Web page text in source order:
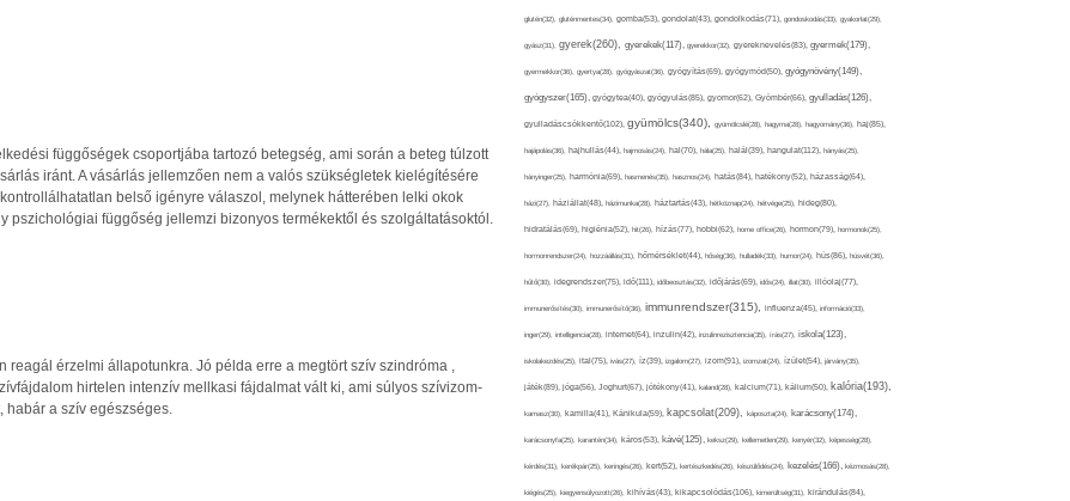
függőségek csoportjába tartozó betegség, ami során a beteg túlzott
iránt. A vásárlás jellemzően nem a valós szükségletek kielégítésére
belső igényre válaszol, melynek hátterében lelki okok
pszichológiai függőség jellemzi bizonyos termékektől és szolgáltatásoktól.
reagál érzelmi állapotunkra. Jó példa erre a megtört szív szindróma ,
hirtelen intenzív mellkasi fájdalmat vált ki, ami súlyos szívizom-
habár a szív egészséges.
glutén(32), gluténmentes(34), gomba(53), gondolat(43), gondolkodás(71), gondoskodás(33), gyakorlat(29),
gyász(31), gyerek(260), gyerekek(117), gyerekkor(32), gyereknevelés(83), gyermek(179),
gyermekkor(36), gyertya(28), gyógyászat(36), gyógyítás(69), gyógymód(50), gyógynövény(149),
gyógyszer(165), gyógytea(40), gyógyulás(85), gyomor(62), Gyömbér(66), gyulladás(126),
gyulladáscsökkentő(102), gyümölcs(340), gyümölcslé(28), hagyma(28), hagyomány(36), haj(85),
hajápolás(36), hajhullás(44), hajmosás(24), hal(70), hála(25), halál(39), hangulat(112), hányás(25),
hányinger(25), harmónia(69), hasmenés(35), hasznos(24), hatás(84), hatékony(52), házasság(64),
házi(27), háziállat(48), házimunka(28), háztartás(43), hétköznap(24), hétvége(25), hideg(80),
hidratálás(69), higiénia(52), hit(26), hízás(77), hobbi(62), home office(26), hormon(79), hormonok(25),
hormonrendszer(24), hozzáállás(31), hőmérséklet(44), hőség(36), hulladék(33), humor(24), hús(86), húsvét(36),
hűtő(30), idegrendszer(75), idő(111), időbeosztás(32), időjárás(69), idős(24), illat(30), illóolaj(77),
immunerősítés(30), immunerősítő(36), immunrendszer(315), influenza(45), információ(33),
inger(29), intelligencia(28), internet(64), inzulin(42), inzulinrezisztencia(35), írás(27), iskola(123),
iskolakezdés(25), ital(75), ivás(27), íz(39), izgalom(27), izom(91), izomzat(24), ízület(54), járvány(35),
játék(89), jóga(56), Joghurt(67), jótékony(41), kaland(28), kalcium(71), kálium(50), kalória(193),
kamasz(30), kamilla(41), Kánikula(59), kapcsolat(209), káposzta(24), karácsony(174),
karácsonyfa(25), karantén(34), káros(53), kávé(125), keksz(29), kellemetlen(29), kenyér(32), képesség(28),
kérdés(31), kerékpár(25), keringés(26), kert(52), kertészkedés(26), készülődés(24), kezelés(166), kézmosás(28),
kiégés(25), kiegyensúlyozott(26), kihívás(43), kikapcsolódás(106), kimerültség(31), kirándulás(84),